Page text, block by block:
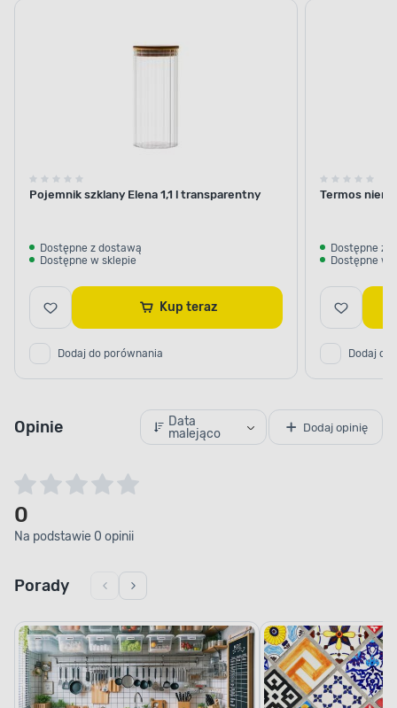
Pojemnik szklany Elena 1,1 l transparentny
Dostępne z dostawą
Dostępne w sklepie
Kup teraz
Dodaj do porównania
Termos
Dostępne z
Dostępne w
Dodaj do
Opinie
Data
malejąco
Dodaj opinię
0
Na podstawie 0 opinii
Porady